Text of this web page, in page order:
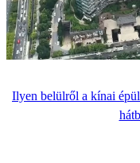
Ilyen belülről a kínai